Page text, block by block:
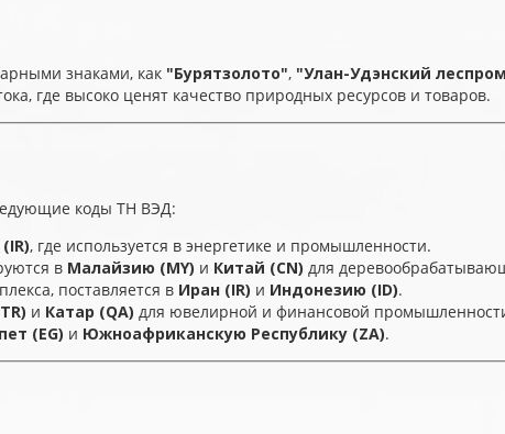
знаками, как "Бурятзолото", "Улан-Удэнский
где высоко ценят качество природных ресурсов и товаров.
коды ТН ВЭД:
, где используется в энергетике и промышленности.
в Малайзию (MY) и Китай (CN) для
поставляется в Иран (IR) и Индонезию (ID).
и Катар (QA) для ювелирной и финансовой
(EG) и Южноафриканскую Республику (ZA).